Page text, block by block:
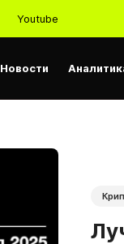
Youtube
Новости